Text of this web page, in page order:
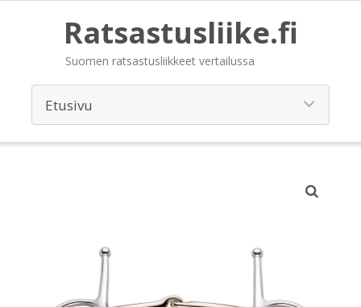
Ratsastusliike.fi
Suomen ratsastusliikkeet vertailussa